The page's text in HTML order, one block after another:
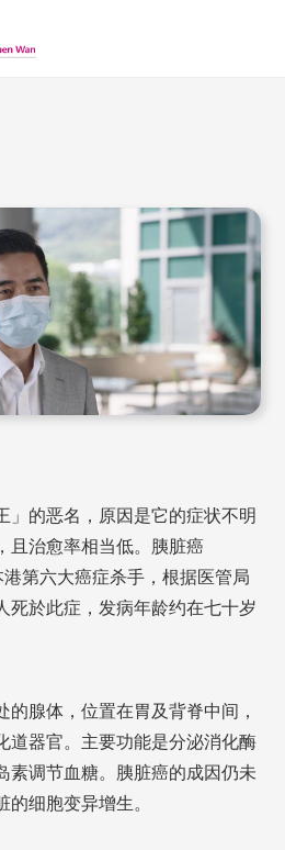
」的恶名，原因是它的症状不明
且治愈率相当低。胰脏癌
第六大癌症杀手，根据医管局
死於此症，发病年龄约在七十岁
的腺体，位置在胃及背脊中间，
道器官。主要功能是分泌消化酶
素调节血糖。胰脏癌的成因仍未
细胞变异增生。